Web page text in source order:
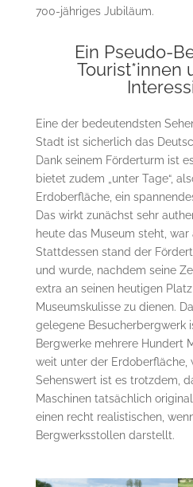
700-jähriges Jubiläum.
Ein Pseudo-
Tourist*innen
Eine der bedeutendsten
Stadt ist sicherlich das
Dank seinem Förderturm ist
bietet zudem „unter Tage“,
Erdoberfläche, ein
Das wirkt zunächst sehr
heute das Museum steht, war
Stattdessen stand der
und wurde, nachdem seine
extra an seinen heutigen
Museumskulisse zu dienen.
gelegene Besucherbergwerk
Bergwerke mehrere Hundert
weit unter der Erdoberfläche,
Sehenswert ist es trotzdem,
Maschinen tatsächlich
einen recht realistischen,
Bergwerksstollen darstellt.